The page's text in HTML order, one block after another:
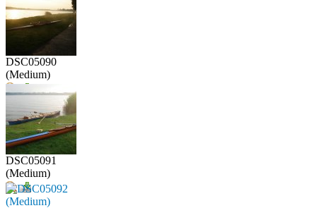
DSC05090
(Medium)
DSC05091
(Medium)